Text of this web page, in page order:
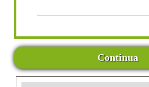
Continua